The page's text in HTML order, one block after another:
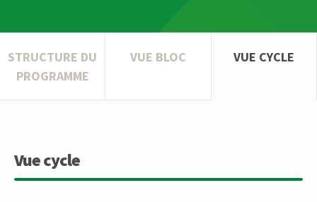
STRUCTURE DU
PROGRAMME
VUE BLOC VUE CYCLE
Vue cycle